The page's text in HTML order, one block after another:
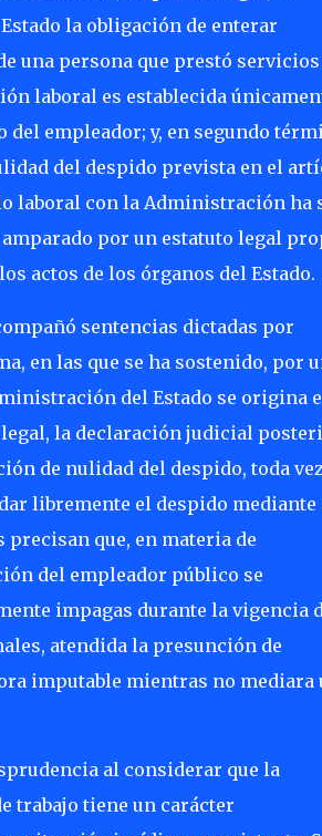
la obligación de enterar
una persona que prestó servicios
laboral es establecida
empleador; y, en segundo
del despido prevista en el
laboral con la Administración ha
por un estatuto legal
actos de los órganos del Estado.
sentencias dictadas por
en las que se ha sostenido, por
del Estado se origina
la declaración judicial
de nulidad del despido, toda
libremente el despido mediante
que, en materia de
del empleador público se
impagas durante la vigencia
atendida la presunción de
imputable mientras no mediara
al considerar que la
trabajo tiene un carácter